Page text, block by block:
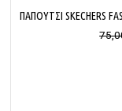
ΠΑΠΟΥΤΣΙ SKECHERS